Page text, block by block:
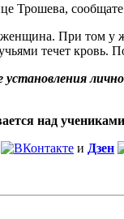
Трошева,
При том у
течет кровь.
над учениками
и Дзен